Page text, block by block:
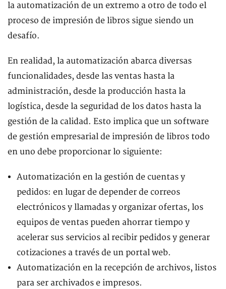
la automatización de un extremo a otro de todo el
proceso de impresión de libros sigue siendo un
desafío.
En realidad, la automatización abarca diversas
funcionalidades, desde las ventas hasta la
administración, desde la producción hasta la
logística, desde la seguridad de los datos hasta la
gestión de la calidad. Esto implica que un software
de gestión empresarial de impresión de libros todo
en uno debe proporcionar lo siguiente:
Automatización en la gestión de cuentas y
pedidos: en lugar de depender de correos
electrónicos y llamadas y organizar ofertas, los
equipos de ventas pueden ahorrar tiempo y
acelerar sus servicios al recibir pedidos y generar
cotizaciones a través de un portal web.
Automatización en la recepción de archivos, listos
para ser archivados e impresos.